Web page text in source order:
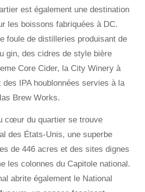
est également une destination
les boissons fabriquées à DC.
foule de distilleries produisant de
gin, des cidres de style bière
Core Cider, la City Winery à
IPA houblonnées servies à la
Brew Works.
cœur du quartier se trouve
des États-Unis, une superbe
de 446 acres et des sites dignes
les colonnes du Capitole national.
abrite également le National